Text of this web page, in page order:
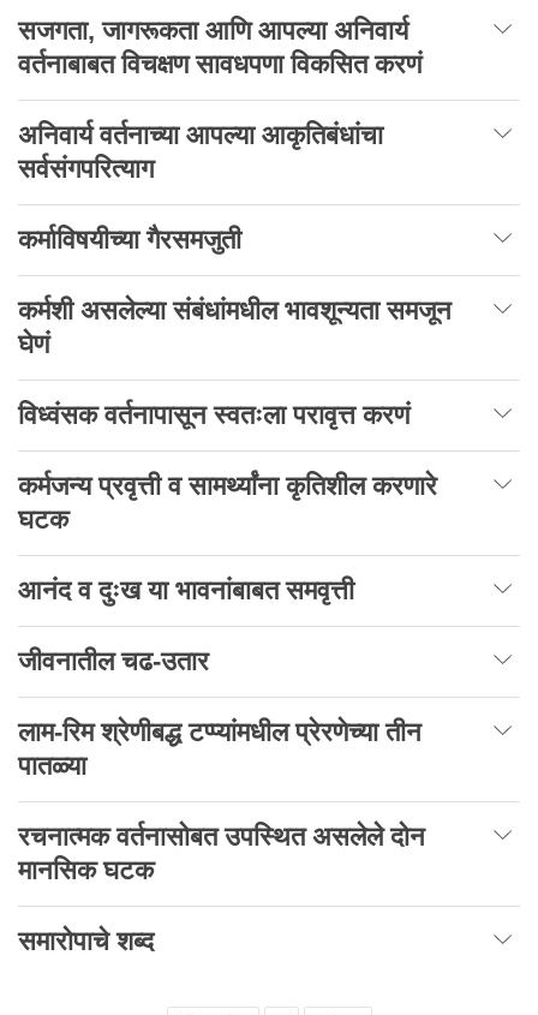
सजगता, जागरूकता आणि आपल्या अनिवार्य
वर्तनाबाबत विचक्षण सावधपणा विकसित करणं
अनिवार्य वर्तनाच्या आपल्या आकृतिबंधांचा
सर्वसंगपरित्याग
कर्माविषयीच्या गैरसमजुती
कर्मशी असलेल्या संबंधांमधील भावशून्यता समजून
घेणं
विध्वंसक वर्तनापासून स्वतःला परावृत्त करणं
कर्मजन्य प्रवृत्ती व सामर्थ्यांना कृतिशील करणारे
घटक
आनंद व दुःख या भावनांबाबत समवृत्ती
जीवनातील चढ-उतार
लाम-रिम श्रेणीबद्ध टप्प्यांमधील प्रेरणेच्या तीन
पातळ्या
रचनात्मक वर्तनासोबत उपस्थित असलेले दोन
मानसिक घटक
समारोपाचे शब्द